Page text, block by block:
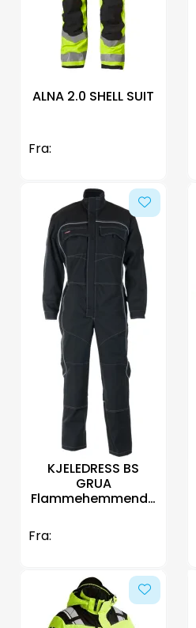
ALNA 2.0 SHELL SUIT
Fra:
KJELEDRESS BS
GRUA
Flammehemmende
Fra: